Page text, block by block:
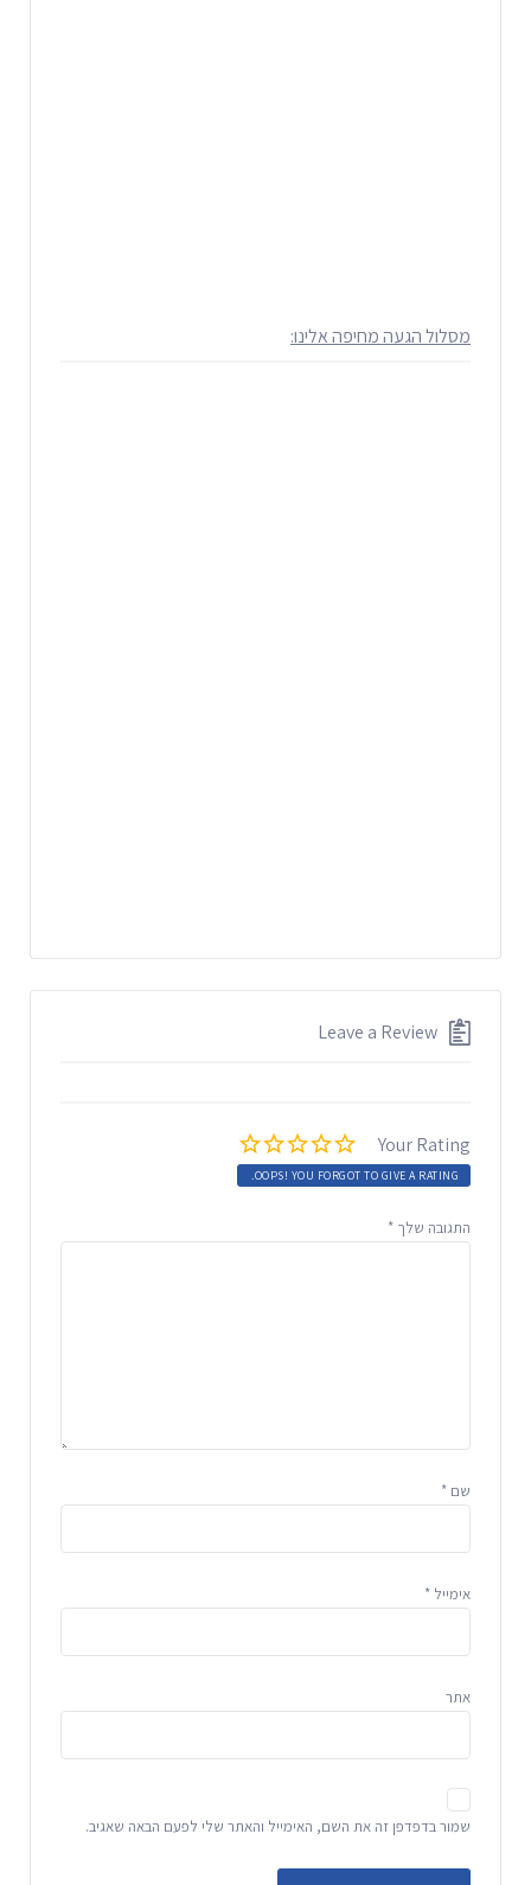
מסלול הגעה מחיפה אלינו:
Leave a Review
Your Rating
OOPS! YOU FORGOT TO GIVE A RATING.
התגובה שלך *
שם *
אימייל *
אתר
שמור בדפדפן זה את השם, האימייל והאתר שלי לפעם הבאה שאגיב.